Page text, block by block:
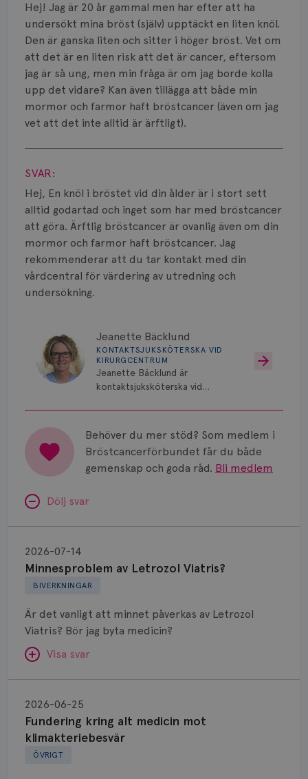
Hej! Jag är 20 år gammal men har efter att ha
undersökt mina bröst (själv) upptäckt en liten knöl.
Den är ganska liten och sitter i höger bröst. Vet om
att det är en liten risk att det är cancer, eftersom
jag är så ung, men min fråga är om jag borde kolla
upp det vidare? Kan även tillägga att både min
mormor och farmor haft bröstcancer (även om jag
vet att det inte alltid är ärftligt).
Visa svar
SVAR:
Hej, En knöl i bröstet vid din ålder är i stort sett
alltid godartad och inget som har med bröstcancer
att göra. Ärftlig bröstcancer är ovanlig även om din
mormor och farmor haft bröstcancer. Jag
rekommenderar att du tar kontakt med din
vårdcentral för värdering av utredning och
undersökning.
Jeanette Bäcklund
KONTAKTSJUKSKÖTERSKA VID
KIRURGCENTRUM
Jeanette Bäcklund är
kontaktsjuksköterska vid
Universitetssjukhus i Umeå.
Behöver du mer stöd? Som medlem i
Bröstcancerförbundet får du både
gemenskap och goda råd. Bli medlem
Dölj svar
BIVERKNINGAR
Minnesproblem av Letrozol Viatris?
2026-07-14
Är det vanligt att minnet påverkas av Letrozol
Viatris? Bör jag byta medicin?
Visa svar
SVAR:
Hej. Oavsett vilken hormonsänkande behandling
(men även cytostatika) man får så kan en del
uppleva negativ påverkan på minnet. Prata din
Letrozol
Viatris?
ÖVRIGT
Fundering kring alt medicin mot
klimakteriebesvär
2026-06-25
kring
medicin
Biverkningar
Bröstvårta
Knöl
Läkemedel
Prognos
Risker
Spridd bröstcancer
Strålning